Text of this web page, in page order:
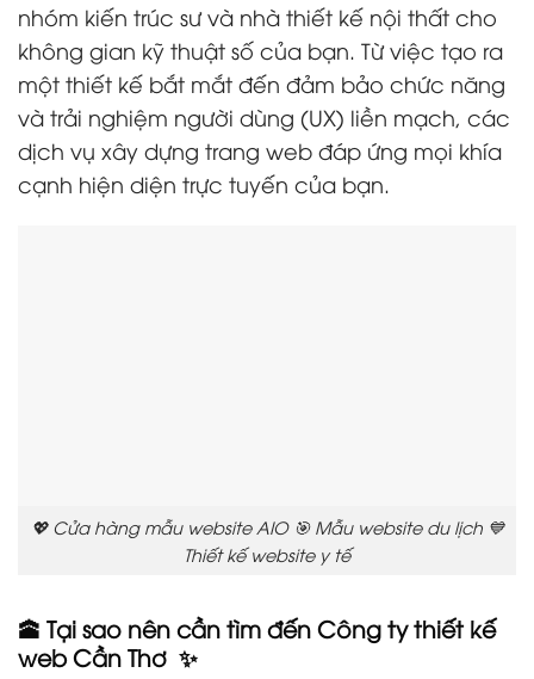
nhóm kiến trúc sư và nhà thiết kế nội thất cho
không gian kỹ thuật số của bạn. Từ việc tạo ra
một thiết kế bắt mắt đến đảm bảo chức năng
và trải nghiệm người dùng (UX) liền mạch, các
dịch vụ xây dựng trang web đáp ứng mọi khía
cạnh hiện diện trực tuyến của bạn.
💖 Cửa hàng mẫu website AIO 🎯 Mẫu website du lịch 💙
Thiết kế website y tế
🕋 Tại sao nên cần tìm đến Công ty thiết kế
web Cần Thơ ✨